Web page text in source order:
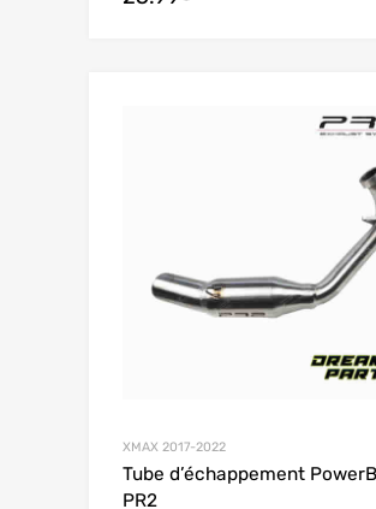
XMAX 2017-2022
Tube d’échappement
PR2